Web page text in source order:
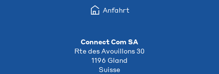
Anfahrt
Connect Com SA
Rte des Avouillons 30
1196 Gland
Suisse